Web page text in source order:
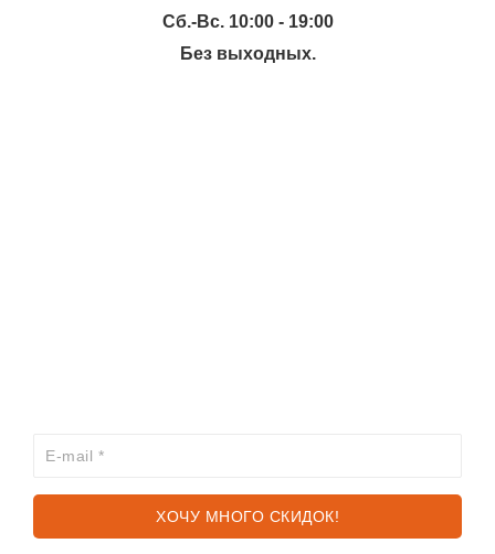
Сб.-Вс. 10:00 - 19:00
Без выходных.